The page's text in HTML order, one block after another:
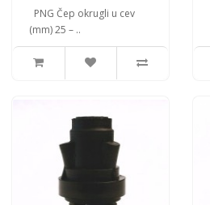
PNG Čep okrugli u cev
(mm) 25 – ..